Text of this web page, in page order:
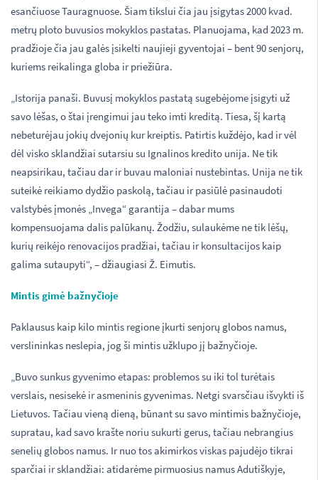
esančiuose Tauragnuose. Šiam tikslui čia jau įsigytas 2000 kvad.
metrų ploto buvusios mokyklos pastatas. Planuojama, kad 2023 m.
pradžioje čia jau galės įsikelti naujieji gyventojai – bent 90 senjorų,
kuriems reikalinga globa ir priežiūra.
„Istorija panaši. Buvusį mokyklos pastatą sugebėjome įsigyti už
savo lėšas, o štai įrengimui jau teko imti kreditą. Tiesa, šį kartą
nebeturėjau jokių dvejonių kur kreiptis. Patirtis kuždėjo, kad ir vėl
dėl visko sklandžiai sutarsiu su Ignalinos kredito unija. Ne tik
neapsirikau, tačiau dar ir buvau maloniai nustebintas. Unija ne tik
suteikė reikiamo dydžio paskolą, tačiau ir pasiūlė pasinaudoti
valstybės įmonės „Invega“ garantija – dabar mums
kompensuojama dalis palūkanų. Žodžiu, sulaukėme ne tik lėšų,
kurių reikėjo renovacijos pradžiai, tačiau ir konsultacijos kaip
galima sutaupyti“, – džiaugiasi Ž. Eimutis.
Mintis gimė bažnyčioje
Paklausus kaip kilo mintis regione įkurti senjorų globos namus,
verslininkas neslepia, jog ši mintis užklupo jį bažnyčioje.
„Buvo sunkus gyvenimo etapas: problemos su iki tol turėtais
verslais, nesisekė ir asmeninis gyvenimas. Netgi svarsčiau išvykti iš
Lietuvos. Tačiau vieną dieną, būnant su savo mintimis bažnyčioje,
supratau, kad savo krašte noriu sukurti gerus, tačiau nebrangius
senelių globos namus. Ir nuo tos akimirkos viskas pajudėjo tikrai
sparčiai ir sklandžiai: atidarėme pirmuosius namus Adutiškyje,